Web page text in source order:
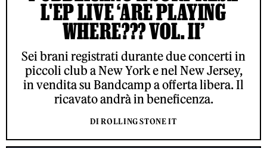
L'EP LIVE ‘ARE PLAYING
WHERE??? VOL. II’
Sei brani registrati durante due concerti in
piccoli club a New York e nel New Jersey,
in vendita su Bandcamp a offerta libera. Il
ricavato andrà in beneficenza.
DI ROLLING STONE IT